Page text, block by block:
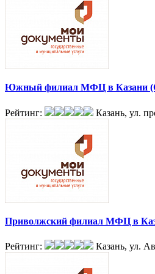
Южный филиал МФЦ в Казани
Рейтинг: Казань, ул.
Приволжский филиал МФЦ в
Рейтинг: Казань, ул.